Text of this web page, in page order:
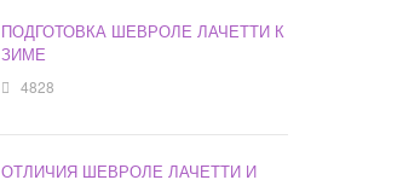
ПОДГОТОВКА ШЕВРОЛЕ ЛАЧЕТТИ К
ЗИМЕ
4828
ОТЛИЧИЯ ШЕВРОЛЕ ЛАЧЕТТИ И